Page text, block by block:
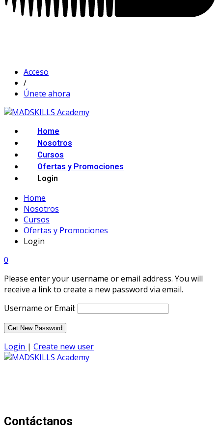
Acceso
/
Únete ahora
Home
Nosotros
Cursos
Ofertas y Promociones
Login
Home
Nosotros
Cursos
Ofertas y Promociones
Login
0
Please enter your username or email address. You will
receive a link to create a new password via email.
Username or Email:
Login | Create new user
Contáctanos